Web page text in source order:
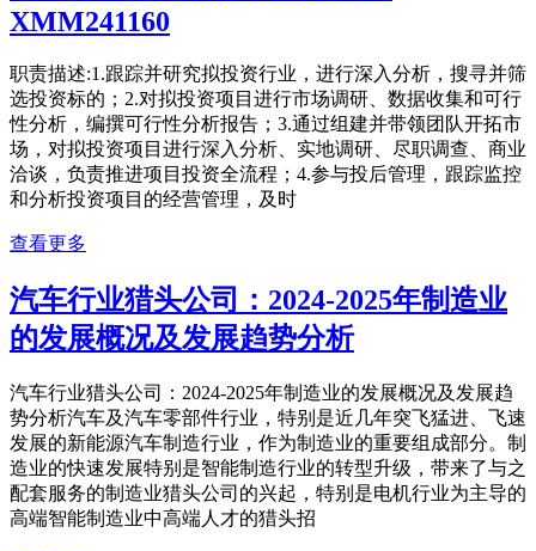
XMM241160
职责描述:1.跟踪并研究拟投资行业，进行深入分析，搜寻并筛
选投资标的；2.对拟投资项目进行市场调研、数据收集和可行
性分析，编撰可行性分析报告；3.通过组建并带领团队开拓市
场，对拟投资项目进行深入分析、实地调研、尽职调查、商业
洽谈，负责推进项目投资全流程；4.参与投后管理，跟踪监控
和分析投资项目的经营管理，及时
查看更多
汽车行业猎头公司：2024-2025年制造业
的发展概况及发展趋势分析
汽车行业猎头公司：2024-2025年制造业的发展概况及发展趋
势分析汽车及汽车零部件行业，特别是近几年突飞猛进、飞速
发展的新能源汽车制造行业，作为制造业的重要组成部分。制
造业的快速发展特别是智能制造行业的转型升级，带来了与之
配套服务的制造业猎头公司的兴起，特别是电机行业为主导的
高端智能制造业中高端人才的猎头招